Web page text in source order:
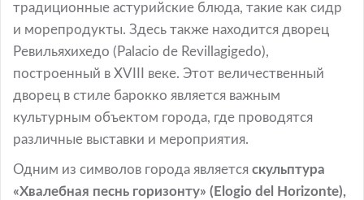
традиционные астурийские блюда, такие как сидр
и морепродукты. Здесь также находится дворец
Ревильяхихедо (Palacio de Revillagigedo),
построенный в XVIII веке. Этот величественный
дворец в стиле барокко является важным
культурным объектом города, где проводятся
различные выставки и мероприятия.
Одним из символов города является скульптура
«Хвалебная песнь горизонту» (Elogio del Horizonte),